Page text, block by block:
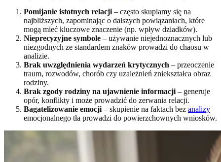
Pomijanie istotnych relacji – często skupiamy się na
najbliższych, zapominając o dalszych powiązaniach, które
mogą mieć kluczowe znaczenie (np. wpływ dziadków).
Nieprecyzyjne symbole – używanie niejednoznacznych lub
niezgodnych ze standardem znaków prowadzi do chaosu w
analizie.
Brak uwzględnienia wydarzeń krytycznych – przeoczenie
traum, rozwodów, chorób czy uzależnień zniekształca obraz
rodziny.
Brak zgody rodziny na ujawnienie informacji – generuje
opór, konflikty i może prowadzić do zerwania relacji.
Bagatelizowanie emocji – skupienie na faktach bez analizy
emocjonalnego tła prowadzi do powierzchownych wniosków.